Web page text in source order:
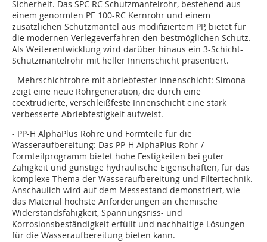
Sicherheit. Das SPC RC Schutzmantelrohr, bestehend aus
einem genormten PE 100-RC Kernrohr und einem
zusätzlichen Schutzmantel aus modifiziertem PP, bietet für
die modernen Verlegeverfahren den bestmöglichen Schutz.
Als Weiterentwicklung wird darüber hinaus ein 3-Schicht-
Schutzmantelrohr mit heller Innenschicht präsentiert.
- Mehrschichtrohre mit abriebfester Innenschicht: Simona
zeigt eine neue Rohrgeneration, die durch eine
coextrudierte, verschleißfeste Innenschicht eine stark
verbesserte Abriebfestigkeit aufweist.
- PP-H AlphaPlus Rohre und Formteile für die
Wasseraufbereitung: Das PP-H AlphaPlus Rohr-/
Formteilprogramm bietet hohe Festigkeiten bei guter
Zähigkeit und günstige hydraulische Eigenschaften, für das
komplexe Thema der Wasseraufbereitung und Filtertechnik.
Anschaulich wird auf dem Messestand demonstriert, wie
das Material höchste Anforderungen an chemische
Widerstandsfähigkeit, Spannungsriss- und
Korrosionsbeständigkeit erfüllt und nachhaltige Lösungen
für die Wasseraufbereitung bieten kann.